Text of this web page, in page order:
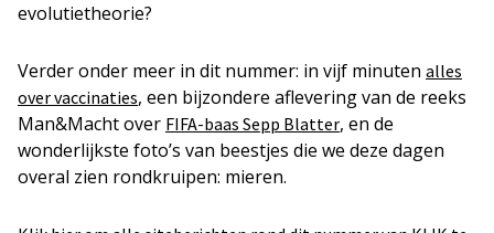
evolutietheorie?
Verder onder meer in dit nummer: in vijf minuten alles
over vaccinaties, een bijzondere aflevering van de reeks
Man&Macht over FIFA-baas Sepp Blatter, en de
wonderlijkste foto’s van beestjes die we deze dagen
overal zien rondkruipen: mieren.